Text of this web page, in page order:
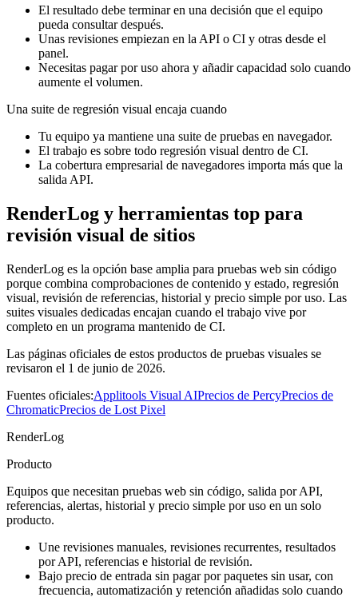
El resultado debe terminar en una decisión que el equipo
pueda consultar después.
Unas revisiones empiezan en la API o CI y otras desde el
panel.
Necesitas pagar por uso ahora y añadir capacidad solo cuando
aumente el volumen.
Una suite de regresión visual encaja cuando
Tu equipo ya mantiene una suite de pruebas en navegador.
El trabajo es sobre todo regresión visual dentro de CI.
La cobertura empresarial de navegadores importa más que la
salida API.
RenderLog y herramientas top para
revisión visual de sitios
RenderLog es la opción base amplia para pruebas web sin código
porque combina comprobaciones de contenido y estado, regresión
visual, revisión de referencias, historial y precio simple por uso. Las
suites visuales dedicadas encajan cuando el trabajo vive por
completo en un programa mantenido de CI.
Las páginas oficiales de estos productos de pruebas visuales se
revisaron el 1 de junio de 2026.
Fuentes oficiales:Applitools Visual AIPrecios de PercyPrecios de
ChromaticPrecios de Lost Pixel
RenderLog
Producto
Equipos que necesitan pruebas web sin código, salida por API,
referencias, alertas, historial y precio simple por uso en un solo
producto.
Une revisiones manuales, revisiones recurrentes, resultados
por API, referencias e historial de revisión.
Bajo precio de entrada sin pagar por paquetes sin usar, con
frecuencia, automatización y retención añadidas solo cuando